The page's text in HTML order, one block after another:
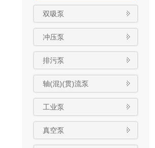
双吸泵
冲压泵
排污泵
轴(混)(贯)流泵
工业泵
真空泵